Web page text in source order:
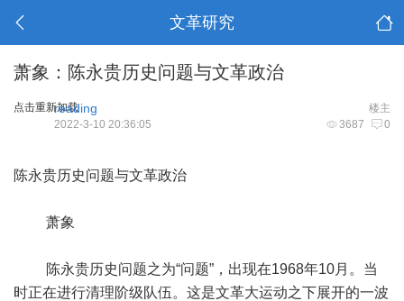
文革研究
萧象：陈永贵历史问题与文革政治
点击重新加载 楼主
reading
3687 0
2022-3-10 20:36:05
陈永贵历史问题与文革政治
萧象
陈永贵历史问题之为“问题”，出现在1968年10月。当
时正在进行清理阶级队伍。这是文革大运动之下展开的一波